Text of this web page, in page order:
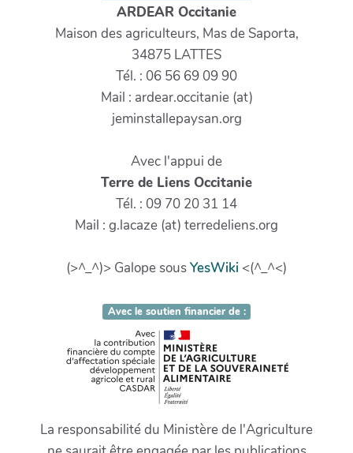
ARDEAR Occitanie
Maison des agriculteurs, Mas de Saporta,
34875 LATTES
Tél. : 06 56 69 09 90
Mail : ardear.occitanie (at)
jeminstallepaysan.org
Avec l'appui de
Terre de Liens Occitanie
Tél. : 09 70 20 31 14
Mail : g.lacaze (at) terredeliens.org
(>^_^)> Galope sousYesWiki <(^_^<)
Avec le soutien financier de :
La responsabilité du Ministère de l'Agriculture